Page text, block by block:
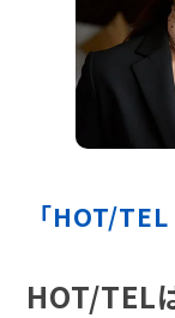
「HOT/
HOT/TEL